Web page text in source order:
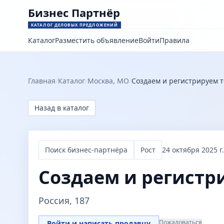
Бизнес Партнёр
КАТАЛОГ ДЕЛОВЫХ ПРЕДЛОЖЕНИЙ
КаталогРазместить объявлениеВойтиПравила
Главная/Каталог/Москва, МО/Создаем и регистрируем
Назад в каталог
Поиск бизнес-партнёра Рост 24 октября 2025 г.
Создаем и
Россия, 187
Пожаловаться